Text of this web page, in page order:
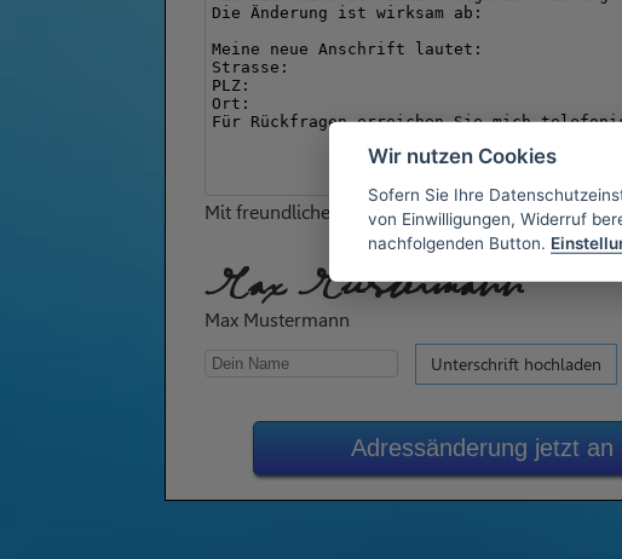
Mit freundlichen Grüßen
Max Mustermann
Max Mustermann
Unterschrift hochladen
Adressänderung jetzt
Wir nutzen Cookies
Sofern Sie Ihre
von Einwilligungen, Widerruf
nachfolgenden Button.